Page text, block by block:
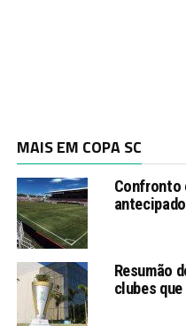
MAIS EM COPA SC
Confronto
Resumão
clubes